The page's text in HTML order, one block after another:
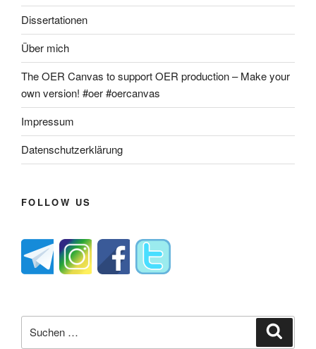
Dissertationen
Über mich
The OER Canvas to support OER production – Make your
own version! #oer #oercanvas
Impressum
Datenschutzerklärung
FOLLOW US
nach: